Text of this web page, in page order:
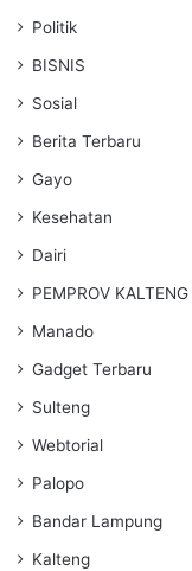
Politik
BISNIS
Sosial
Berita Terbaru
Gayo
Kesehatan
Dairi
PEMPROV KALTENG
Manado
Gadget Terbaru
Sulteng
Webtorial
Palopo
Bandar Lampung
Kalteng